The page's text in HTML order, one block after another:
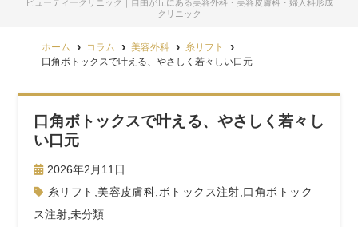
ビューティークリニック｜自由が丘にある美容外科・美容皮膚科・婦人科形成
クリニック
ホーム コラム 美容外科
糸リフト
口角ボトックスで叶える、やさしく若々しい口元
口角ボトックスで叶える、やさしく若々し
い口元
2026年2月11日
糸リフト 美容皮膚科 ボトックス注射 口角ボトック
ス注射 ,未分類